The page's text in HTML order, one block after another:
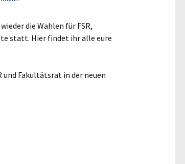
die Wahlen für FSR,
statt. Hier findet ihr alle eure
und Fakultätsrat in der neuen